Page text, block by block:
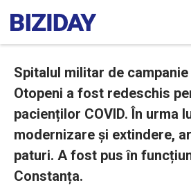
Spitalul militar de campanie
Otopeni a fost redeschis
pacienților COVID. În urma
modernizare și extindere,
paturi. A fost pus în
Constanța.